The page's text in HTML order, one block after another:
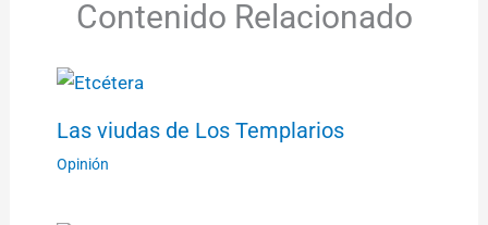
Contenido Relacionado
Las viudas de Los Templarios
Opinión